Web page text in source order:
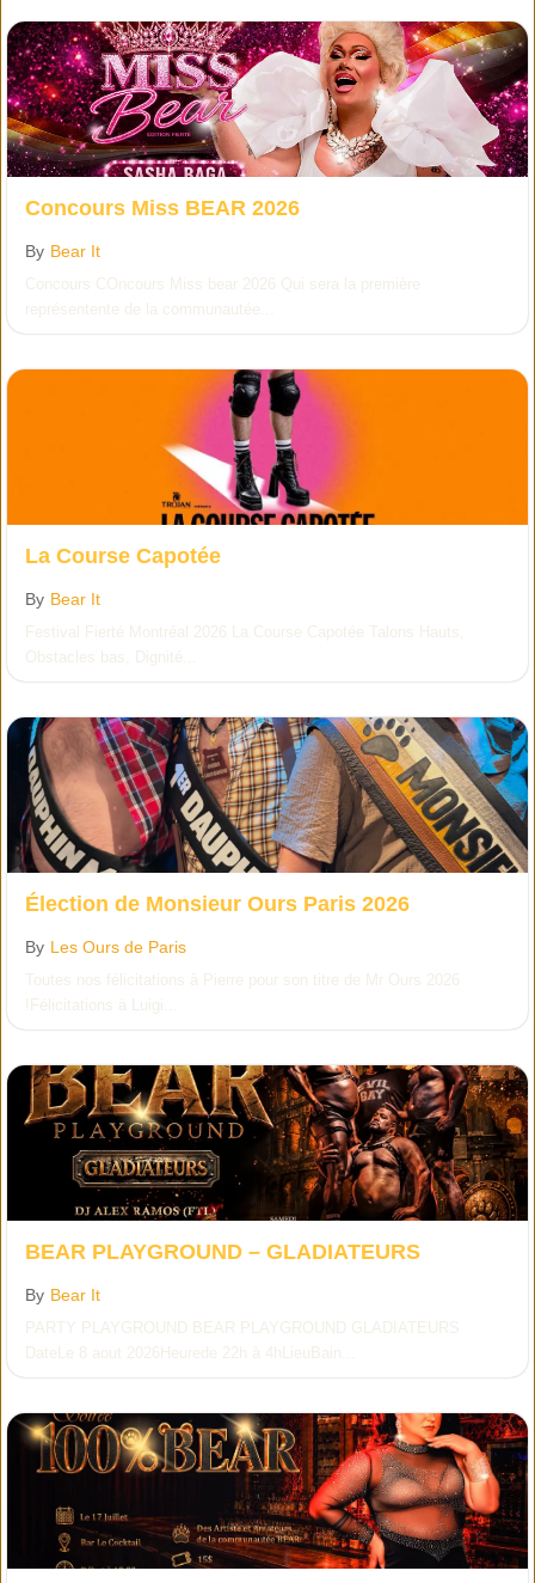
Concours Miss BEAR 2026
By Bear It
Concours COncours Miss bear 2026 Qui sera la première
représentente de la communautée...
La Course Capotée
By Bear It
Festival Fierté Montréal 2026 La Course Capotée Talons Hauts,
Obstacles bas, Dignité...
Élection de Monsieur Ours Paris 2026
By Les Ours de Paris
Toutes nos félicitations à Pierre pour son titre de Mr Ours 2026
!Félicitations à Luigi...
BEAR PLAYGROUND – GLADIATEURS
By Bear It
PARTY PLAYGROUND BEAR PLAYGROUND GLADIATEURS
DateLe 8 aout 2026Heurede 22h à 4hLieuBain...